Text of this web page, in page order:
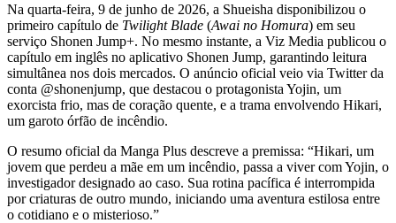
Na quarta‑feira, 9 de junho de 2026, a Shueisha disponibilizou o
primeiro capítulo de Twilight Blade (Awai no Homura) em seu
serviço Shonen Jump+. No mesmo instante, a Viz Media publicou o
capítulo em inglês no aplicativo Shonen Jump, garantindo leitura
simultânea nos dois mercados. O anúncio oficial veio via Twitter da
conta @shonenjump, que destacou o protagonista Yojin, um
exorcista frio, mas de coração quente, e a trama envolvendo Hikari,
um garoto órfão de incêndio.
O resumo oficial da Manga Plus descreve a premissa: “Hikari, um
jovem que perdeu a mãe em um incêndio, passa a viver com Yojin, o
investigador designado ao caso. Sua rotina pacífica é interrompida
por criaturas de outro mundo, iniciando uma aventura estilosa entre
o cotidiano e o misterioso.”